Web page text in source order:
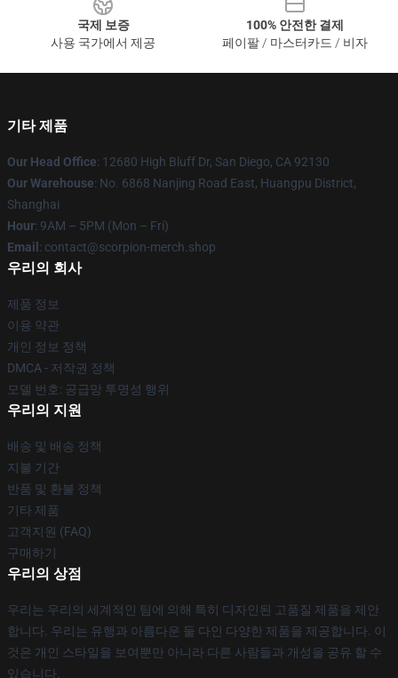
국제 보증
사용 국가에서 제공
100% 안전한 결제
페이팔 / 마스터카드 / 비자
기타 제품
Our Head Office: 12680 High Bluff Dr, San Diego, CA 92130
Our Warehouse: No. 6868 Nanjing Road East, Huangpu District,
Shanghai
Hour: 9AM – 5PM (Mon – Fri)
Email : contact@scorpion-merch.shop
우리의 회사
제품 정보
이용 약관
개인 정보 정책
DMCA - 저작권 정책
모델 번호: 공급망 투명성 행위
우리의 지원
배송 및 배송 정책
지불 기간
반품 및 환불 정책
기타 제품
고객지원 (FAQ)
구매하기
우리의 상점
우리는 우리의 세계적인 팀에 의해 특히 디자인된 고품질 제품을 제안
합니다. 우리는 유행과 아름다운 둘 다인 다양한 제품을 제공합니다. 이
것은 개인 스타일을 보여뿐만 아니라 다른 사람들과 개성을 공유 할 수
있습니다.